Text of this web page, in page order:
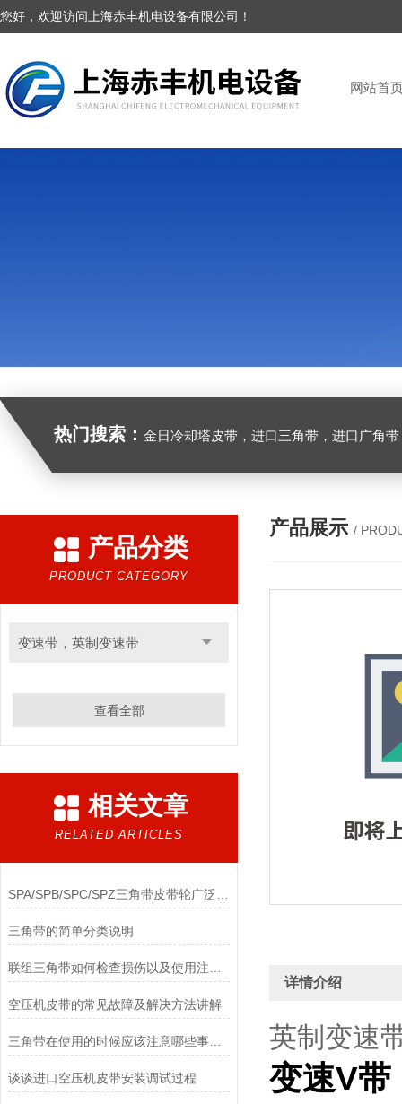
您好，欢迎访问上海赤丰机电设备有限公司！
网站首
热门搜索： 金日冷却塔皮带，进口三角带，进口广角带，进口同步带，进口空压机皮
产品分类
PRODUCT CATEGORY
变速带，英制变速带
查看全部
相关文章
RELATED ARTICLES
三角带的简单分类说明
空压机皮带的常见故障及解决方法讲解
三角带在使用的时候应该注意哪些事情？
谈谈进口空压机皮带安装调试过程
产品展示 /
详情介绍
英制变速
变速V带